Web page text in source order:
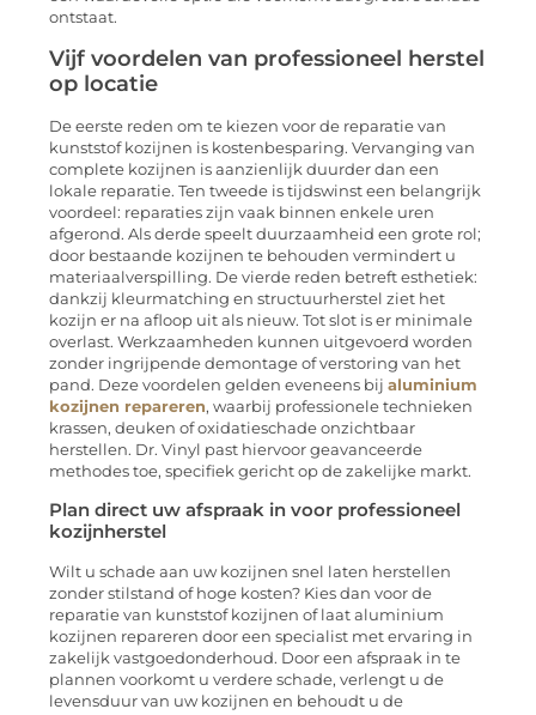
ontstaat.
Vijf voordelen van professioneel herstel
op locatie
De eerste reden om te kiezen voor de reparatie van
kunststof kozijnen is kostenbesparing. Vervanging van
complete kozijnen is aanzienlijk duurder dan een
lokale reparatie. Ten tweede is tijdswinst een belangrijk
voordeel: reparaties zijn vaak binnen enkele uren
afgerond. Als derde speelt duurzaamheid een grote rol;
door bestaande kozijnen te behouden vermindert u
materiaalverspilling. De vierde reden betreft esthetiek:
dankzij kleurmatching en structuurherstel ziet het
kozijn er na afloop uit als nieuw. Tot slot is er minimale
overlast. Werkzaamheden kunnen uitgevoerd worden
zonder ingrijpende demontage of verstoring van het
pand. Deze voordelen gelden eveneens bij aluminium
kozijnen repareren, waarbij professionele technieken
krassen, deuken of oxidatieschade onzichtbaar
herstellen. Dr. Vinyl past hiervoor geavanceerde
methodes toe, specifiek gericht op de zakelijke markt.
Plan direct uw afspraak in voor professioneel
kozijnherstel
Wilt u schade aan uw kozijnen snel laten herstellen
zonder stilstand of hoge kosten? Kies dan voor de
reparatie van kunststof kozijnen of laat aluminium
kozijnen repareren door een specialist met ervaring in
zakelijk vastgoedonderhoud. Door een afspraak in te
plannen voorkomt u verdere schade, verlengt u de
levensduur van uw kozijnen en behoudt u de